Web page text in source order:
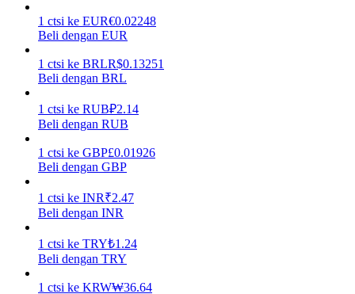
Babi Kekuatan
Dapatkan imbalan kompetitif setiap hari
1 ctsi ke EUR€0.02248
Beli dengan EUR
1 ctsi ke BRLR$0.13251
Beli dengan BRL
1 ctsi ke RUB₽2.14
Beli dengan RUB
1 ctsi ke GBP£0.01926
Beli dengan GBP
1 ctsi ke INR₹2.47
Beli dengan INR
1 ctsi ke TRY₺1.24
Beli dengan TRY
1 ctsi ke KRW₩36.64